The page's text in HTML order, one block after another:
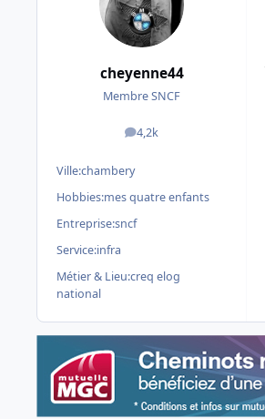
cheyenne44
Membre SNCF
4,2k
messages
Ville:chambery
Hobbies:mes quatre enfants
Entreprise:sncf
Service:infra
Métier & Lieu:creq elog
national